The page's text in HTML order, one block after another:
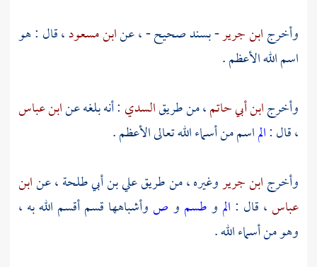
وأخرجابن جرير- بسند صحيح - ، عنابن مسعود، قال : هو
اسم الله الأعظم .
وأخرجابن أبي حاتم، من طريقالسدي : أنه بلغه عنابن عباس
، قال :الماسم من أسماء الله تعالى الأعظم .
وأخرجابن جريروغيره ، من طريقعلي بن أبي طلحة، عنابن
عباس، قال : الم وطسم و صوأشباهها قسم أقسم الله به ،
وهو من أسماء الله .